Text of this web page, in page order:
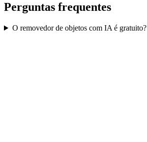
Perguntas frequentes
O removedor de objetos com IA é gratuito?